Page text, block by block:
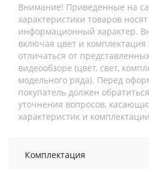
Внимание! Приведенные на
характеристики товаров
информационный характер.
включая цвет и комплектация
отличаться от
видеообзоре (цвет, свет,
модельного ряда). Перед
покупатель должен
уточнения вопросов,
характеристик и
Комплектация